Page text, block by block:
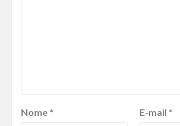
Nome * E-mail *